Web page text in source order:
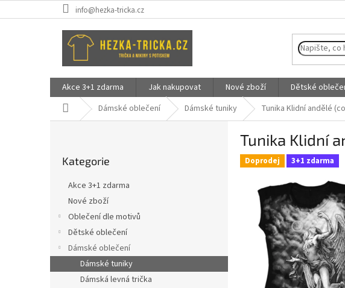
na
info@hezka-tricka.cz
Akce 3+1 zdarma Jak nakupovat Nové zboží Dětské
Domů Dámské oblečení Dámské tuniky Tunika Klidní andělé
a
n
kategorie
Kategorie
Akce 3+1 zdarma
Nové zboží
Oblečení dle motivů
Dětské oblečení
Dámské oblečení
Dámské tuniky
Dámská levná trička
Tunika Klidní
Doprodej 3+1 zdarma